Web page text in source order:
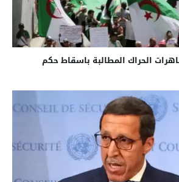
الحراك المطالبة باسقاط حكم